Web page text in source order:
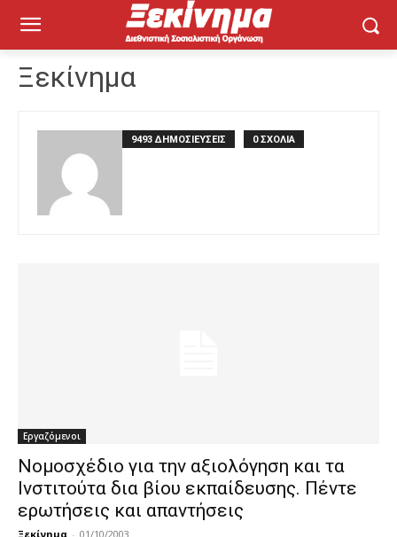
Ξεκίνημα
9493 ΔΗΜΟΣΙΕΥΣΕΙΣ 0 ΣΧΟΛΙΑ
Εργαζόμενοι
Νομοσχέδιο για την αξιολόγηση και τα
Ινστιτούτα δια βίου εκπαίδευσης. Πέντε
ερωτήσεις και απαντήσεις
Ξεκίνημα - 01/10/2003